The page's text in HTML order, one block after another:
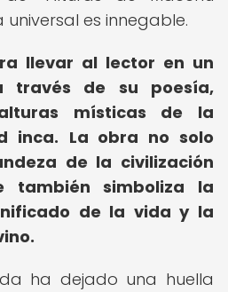
universal es innegable.
llevar al lector en un
través de su poesía,
místicas de la
inca. La obra no solo
de la civilización
también simboliza la
de la vida y la
ha dejado una huella